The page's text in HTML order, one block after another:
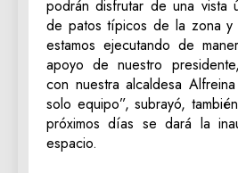
podrán disfrutar de una vista
de patos típicos de la zona y
estamos ejecutando de
apoyo de nuestro
con nuestra alcaldesa
solo equipo”, subrayó,
próximos días se dará la
espacio.